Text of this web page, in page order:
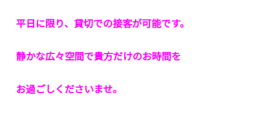
平日に限り、貸切での接客が可能です。
静かな広々空間で貴方だけのお時間を
お過ごしくださいませ。